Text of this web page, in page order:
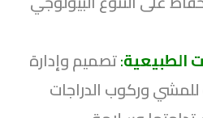
الطبيعية:تصميم وإدارة
للمشي وركوب الدراجات